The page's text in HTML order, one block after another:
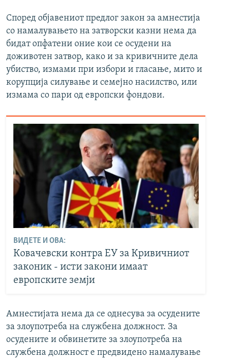
Според објавениот предлог закон за амнестија
со намалувањето на затворски казни нема да
бидат опфатени оние кои се осудени на
доживотен затвор, како и за кривичните дела
убиство, измами при избори и гласање, мито и
корупција силување и семејно насилство, или
измама со пари од европски фондови.
ВИДЕТЕ И ОВА:
Ковачевски контра ЕУ за Кривичниот
законик - исти закони имаат
европските земји
Амнестијата нема да се однесува за осудените
за злоупотреба на службена должност. За
осудените и обвинетите за злоупотреба на
службена должност е предвидено намалување